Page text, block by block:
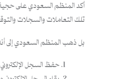
أكد المنظم السعودي على حجية
تلك التعاملات والسجلات
بل ذهب المنظم السعودي إلى
حفظ السجل